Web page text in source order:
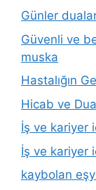
Günler
Güvenli ve
muska
Hastalığın
Hicab ve
İş ve kariyer
İş ve kariyer
kaybolan